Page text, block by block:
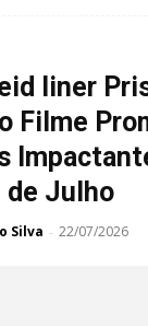
liner
Filme
de Julho
Silva - 22/07/2026